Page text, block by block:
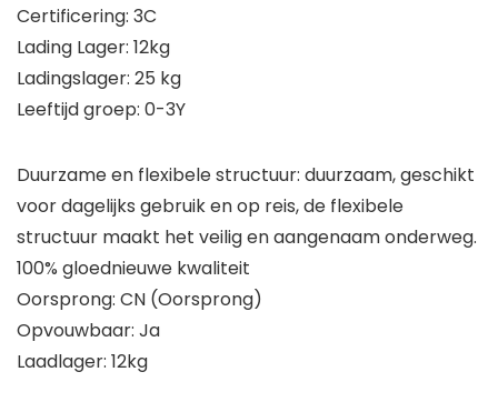
Certificering: 3C
Lading Lager: 12kg
Ladingslager: 25 kg
Leeftijd groep: 0-3Y
Duurzame en flexibele structuur: duurzaam, geschikt
voor dagelijks gebruik en op reis, de flexibele
structuur maakt het veilig en aangenaam onderweg.
100% gloednieuwe kwaliteit
Oorsprong: CN (Oorsprong)
Opvouwbaar: Ja
Laadlager: 12kg